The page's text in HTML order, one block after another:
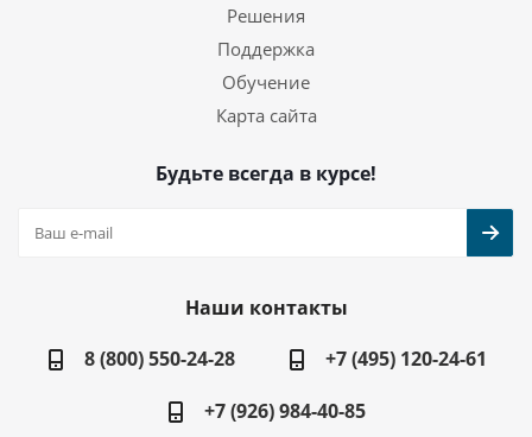
Решения
Поддержка
Обучение
Карта сайта
Будьте всегда в курсе!
Наши контакты
8 (800) 550-24-28
+7 (495) 120-24-61
+7 (926) 984-40-85